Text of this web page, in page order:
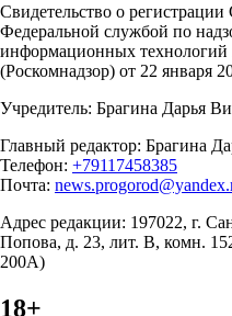
Свидетельство о
Федеральной службой по
информационных
(Роскомнадзор) от 22 января
Учредитель: Брагина Дарья
Главный редактор: Брагина
Телефон: +79117458385
Почта:
Адрес редакции: 197022, г.
Попова, д. 23, лит. В, комн.
200А)
18+